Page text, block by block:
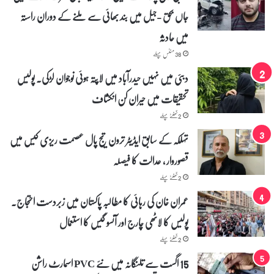
_
گ
ج
و
ی
ش
ن
م
ی
ں
ب
ھ
ی
د
ا
خ
ل
و
جاں بحق -جیل میں بند بھائی سے ملنے کے دوران راستہ
میں حادثہ
38 منٹس پہلے
دبئی میں نہیں حیدرآباد میں لاپتہ ہوئی نوجوان لڑکی۔ پولیس
تحقیقات میں حیران کن انکشاف
2 گھنٹے پہلے
تہلکہ کے سابق ایڈیٹر ترون تیج پال عصمت ریزی کیس میں
قصوروار ، عدالت کا فیصلہ
2 گھنٹے پہلے
عمران خان کی رہائی کا مطالبہ پاکستان میں زبردست احتجاج۔
پولیس کا لاٹھی چارج اور آنسو گیس کا استعمال
2 گھنٹے پہلے
15 اگست سے تلنگانہ میں نئے PVC اسمارٹ راشن